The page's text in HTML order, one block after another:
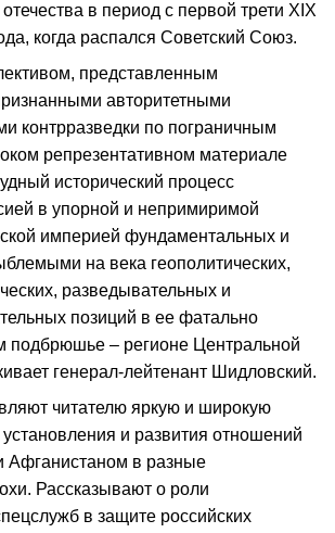
в период с первой трети XIX
когда распался Советский Союз.
представленным
авторитетными
контрразведки по пограничным
репрезентативном материале
исторический процесс
в упорной и непримиримой
империей фундаментальных и
на века геополитических,
разведывательных и
позиций в ее фатально
– регионе Центральной
генерал-лейтенант Шидловский.
читателю яркую и широкую
установления и развития отношений
Афганистаном в разные
Рассказывают о роли
в защите российских